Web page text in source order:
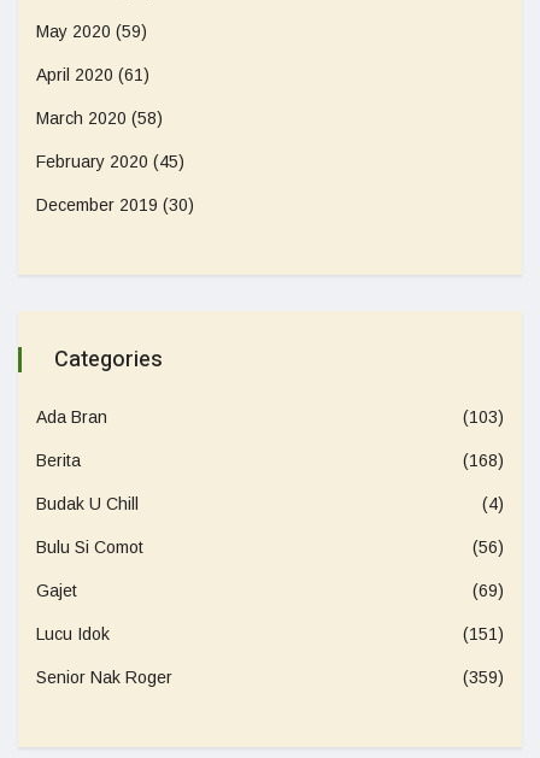
May 2020 (59)
April 2020 (61)
March 2020 (58)
February 2020 (45)
December 2019 (30)
Categories
Ada Bran (103)
Berita (168)
Budak U Chill (4)
Bulu Si Comot (56)
Gajet (69)
Lucu Idok (151)
Senior Nak Roger (359)